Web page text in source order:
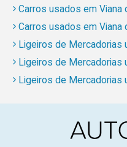
Carros usados em Viana
Carros usados em Viana
Ligeiros de Mercadorias
Ligeiros de Mercadorias
Ligeiros de Mercadorias